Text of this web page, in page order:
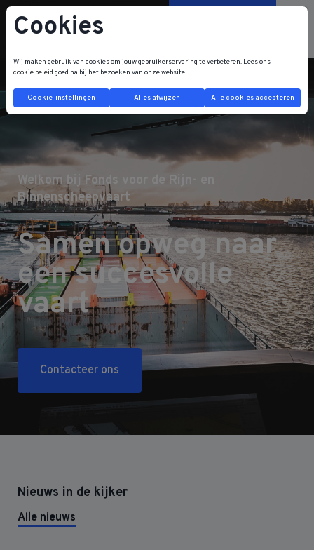
Welkom bij Fonds voor de Rijn- en
Binnenscheepvaart
Samen opweg naar
een succesvolle
vaart
Contacteer ons
Nieuws in de kijker
Alle nieuws
Cookies
Wij maken gebruik van cookies om jouw gebruikerservaring te verbeteren. Lees ons
cookie beleid goed na bij het bezoeken van onze website.
Cookie-instellingen Alles afwijzen Alle cookies accepteren